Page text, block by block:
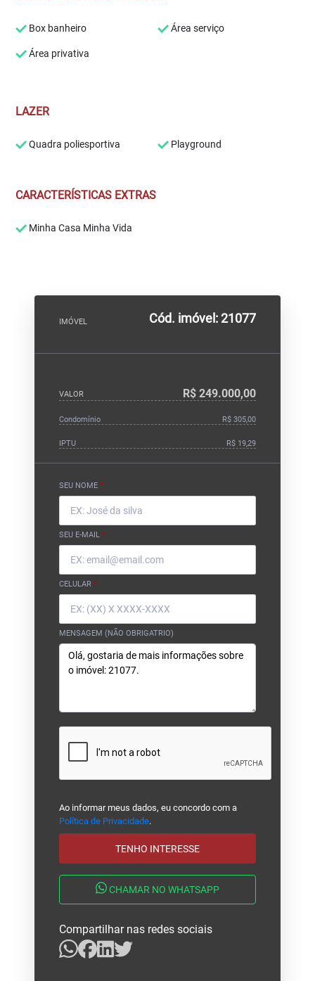
Box banheiro Área serviço
Área privativa
LAZER
Quadra poliesportiva Playground
CARACTERÍSTICAS EXTRAS
Minha Casa Minha Vida
IMÓVEL Cód. imóvel: 21077
VALOR R$ 249.000,00
Condomínio R$ 305,00
IPTU R$ 19,29
SEU NOME *
SEU E-MAIL *
CELULAR *
MENSAGEM (NÃO OBRIGATRIO)
Ao informar meus dados, eu concordo com a
Política de Privacidade.
TENHO INTERESSE
CHAMAR NO WHATSAPP
Compartilhar nas redes sociais